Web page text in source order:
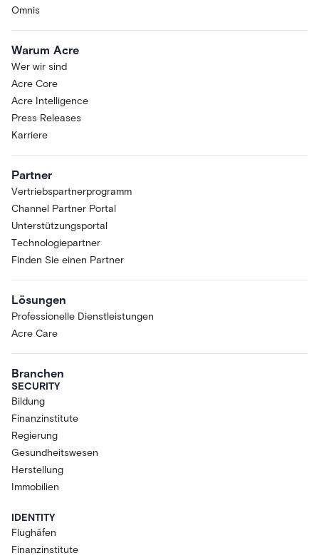
Omnis
Warum Acre
Wer wir sind
Acre Core
Acre Intelligence
Press Releases
Karriere
Partner
Vertriebspartnerprogramm
Channel Partner Portal
Unterstützungsportal
Technologiepartner
Finden Sie einen Partner
Lösungen
Professionelle Dienstleistungen
Acre Care
Branchen
SECURITY
Bildung
Finanzinstitute
Regierung
Gesundheitswesen
Herstellung
Immobilien
IDENTITY
Flughäfen
Finanzinstitute